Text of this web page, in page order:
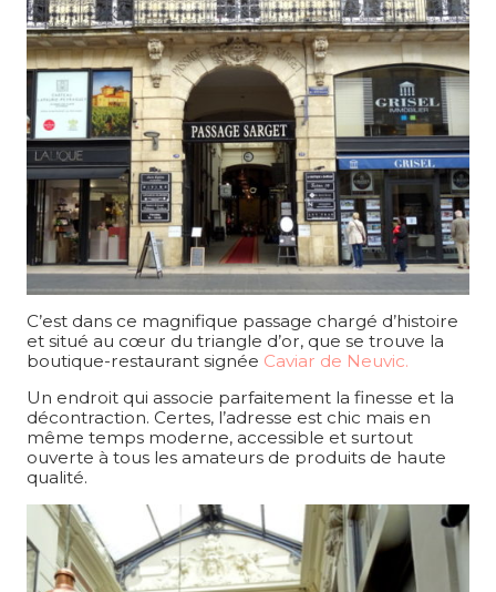
C’est dans ce magnifique passage chargé d’histoire
et situé au cœur du triangle d’or, que se trouve la
boutique-restaurant signée Caviar de Neuvic.
Un endroit qui associe parfaitement la finesse et la
décontraction. Certes, l’adresse est chic mais en
même temps moderne, accessible et surtout
ouverte à tous les amateurs de produits de haute
qualité.